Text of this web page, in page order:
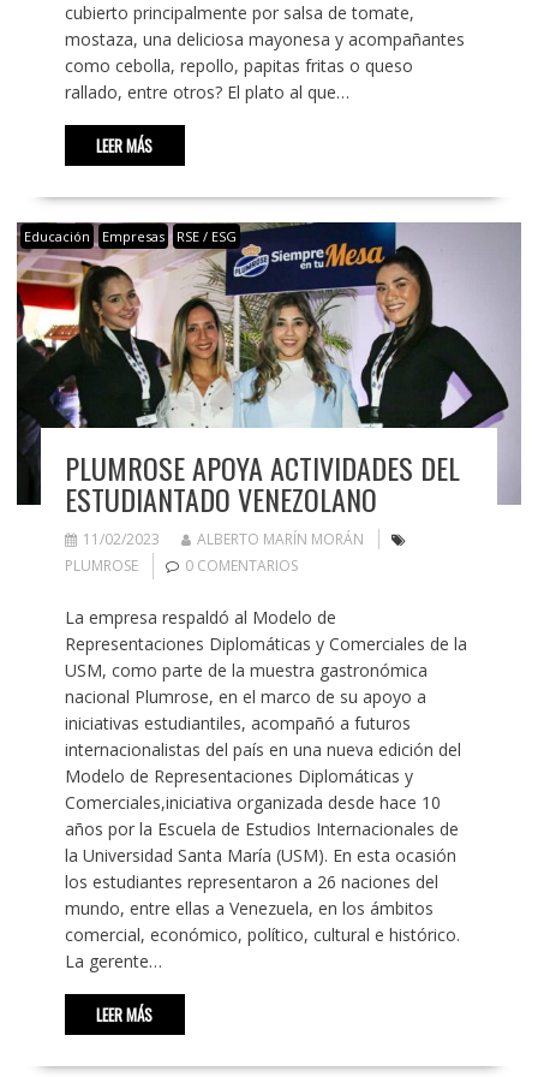
cubierto principalmente por salsa de tomate,
mostaza, una deliciosa mayonesa y acompañantes
como cebolla, repollo, papitas fritas o queso
rallado, entre otros? El plato al que…
LEER MÁS
Educación Empresas RSE / ESG
PLUMROSE APOYA ACTIVIDADES DEL
ESTUDIANTADO VENEZOLANO
11/02/2023
ALBERTO MARÍN MORÁN
PLUMROSE
0 COMENTARIOS
La empresa respaldó al Modelo de
Representaciones Diplomáticas y Comerciales de la
USM, como parte de la muestra gastronómica
nacional Plumrose, en el marco de su apoyo a
iniciativas estudiantiles, acompañó a futuros
internacionalistas del país en una nueva edición del
Modelo de Representaciones Diplomáticas y
Comerciales,iniciativa organizada desde hace 10
años por la Escuela de Estudios Internacionales de
la Universidad Santa María (USM). En esta ocasión
los estudiantes representaron a 26 naciones del
mundo, entre ellas a Venezuela, en los ámbitos
comercial, económico, político, cultural e histórico.
La gerente…
LEER MÁS